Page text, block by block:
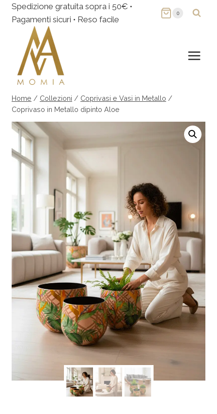
Salta
contenuto
Spedizione gratuita sopra i 50€ •
Pagamenti sicuri • Reso facile
0
Home / Collezioni / Coprivasi e Vasi in Metallo /
Coprivaso in Metallo dipinto Aloe